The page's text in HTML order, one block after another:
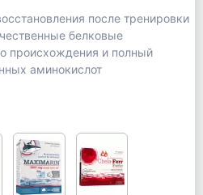
после тренировки
белковые
происхождения и полный
аминокислот